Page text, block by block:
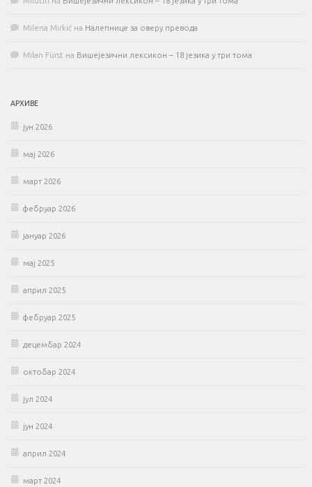
Milena Mirkić на Налепнице за оверу превода
Milan Fürst на Вишејезични лексикон – 18 језика у три тома
АРХИВЕ
јун 2026
мај 2026
март 2026
фебруар 2026
јануар 2026
мај 2025
април 2025
фебруар 2025
децембар 2024
октобар 2024
јул 2024
јун 2024
април 2024
март 2024